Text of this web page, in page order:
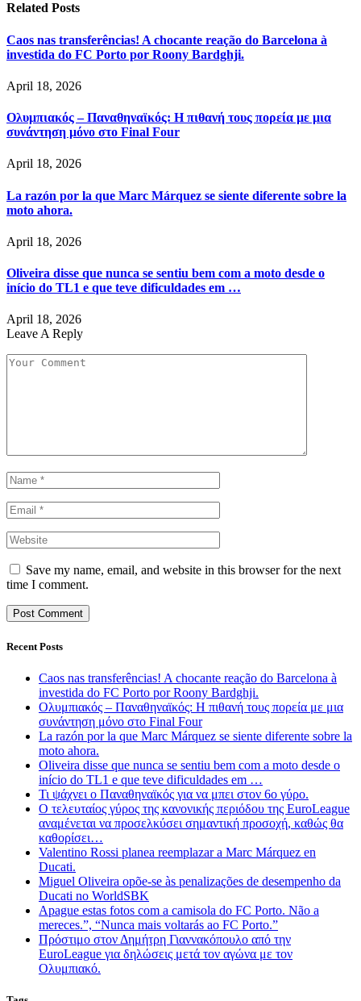
Related Posts
Caos nas transferências! A chocante reação do Barcelona à
investida do FC Porto por Roony Bardghji.
April 18, 2026
Ολυμπιακός – Παναθηναϊκός: Η πιθανή τους πορεία με μια
συνάντηση μόνο στο Final Four
April 18, 2026
La razón por la que Marc Márquez se siente diferente sobre la
moto ahora.
April 18, 2026
Oliveira disse que nunca se sentiu bem com a moto desde o
início do TL1 e que teve dificuldades em …
April 18, 2026
Leave A Reply
Save my name, email, and website in this browser for the next
time I comment.
Recent Posts
Caos nas transferências! A chocante reação do Barcelona à
investida do FC Porto por Roony Bardghji.
Ολυμπιακός – Παναθηναϊκός: Η πιθανή τους πορεία με μια
συνάντηση μόνο στο Final Four
La razón por la que Marc Márquez se siente diferente sobre la
moto ahora.
Oliveira disse que nunca se sentiu bem com a moto desde o
início do TL1 e que teve dificuldades em …
Τι ψάχνει ο Παναθηναϊκός για να μπει στον 6ο γύρο.
Ο τελευταίος γύρος της κανονικής περιόδου της EuroLeague
αναμένεται να προσελκύσει σημαντική προσοχή, καθώς θα
καθορίσει…
Valentino Rossi planea reemplazar a Marc Márquez en
Ducati.
Miguel Oliveira opõe-se às penalizações de desempenho da
Ducati no WorldSBK
Apague estas fotos com a camisola do FC Porto. Não a
mereces.”, “Nunca mais voltarás ao FC Porto.”
Πρόστιμο στον Δημήτρη Γιαννακόπουλο από την
EuroLeague για δηλώσεις μετά τον αγώνα με τον
Ολυμπιακό.